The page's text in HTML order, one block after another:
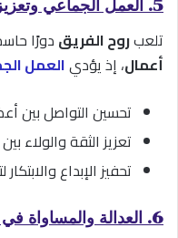
5. العمل الجماعي وتعزيز روح الفريق داخل المؤسسة
تلعبروح الفريقدورًا
أعمال، إذ يؤديالعمل
تحسين التواصل بين
تعزيز الثقة والولاء
تحفيز الإبداع
6. العدالة والمساواة في بيئة العمل